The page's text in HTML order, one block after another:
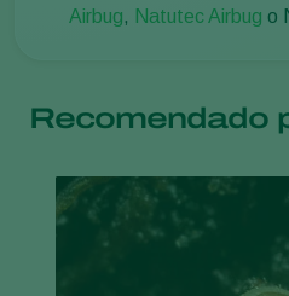
Airbug, Natutec Airbug o
Recomendado